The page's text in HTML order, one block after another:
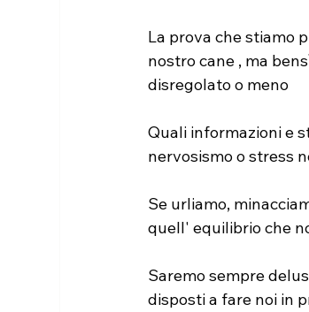
La prova che stiamo
nostro cane , ma
disregolato o meno
Quali informazioni e
nervosismo o stress
Se urliamo,
quell' equilibrio che
Saremo sempre
disposti a fare noi in